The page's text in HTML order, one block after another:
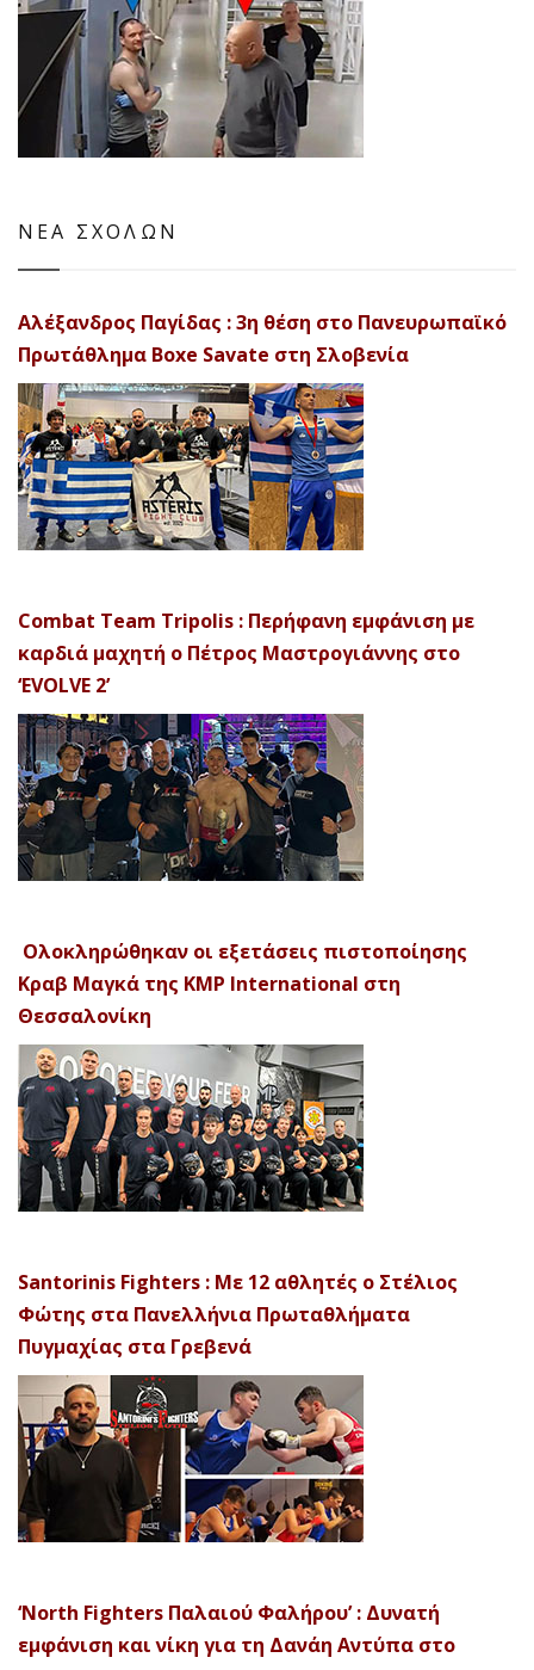
ΝΕΑ ΣΧΟΛΩΝ
Αλέξανδρος Παγίδας : 3η θέση στο Πανευρωπαϊκό
Πρωτάθλημα Boxe Savate στη Σλοβενία
Combat Team Tripolis : Περήφανη εμφάνιση με
καρδιά μαχητή ο Πέτρος Μαστρογιάννης στο
‘EVOLVE 2’
Ολοκληρώθηκαν οι εξετάσεις πιστοποίησης
Κραβ Μαγκά της KMP International στη
Θεσσαλονίκη
Santorinis Fighters : Με 12 αθλητές ο Στέλιος
Φώτης στα Πανελλήνια Πρωταθλήματα
Πυγμαχίας στα Γρεβενά
‘North Fighters Παλαιού Φαλήρου’ : Δυνατή
εμφάνιση και νίκη για τη Δανάη Αντύπα στο